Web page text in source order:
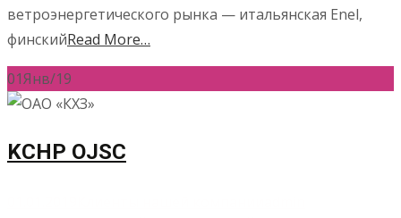
ветроэнергетического рынка — итальянская Enel,
финскийRead More…
01Янв/19
KCHP OJSC